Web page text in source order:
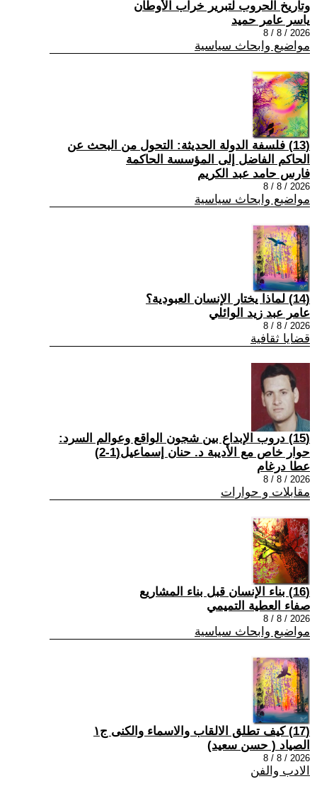
وتاريخ الحروب لتبرير خراب الأوطان
ياسر عامر حميد
2026 / 8 / 8
مواضيع وابحاث سياسية
(13) فلسفة الدولة الحديثة: التحول من البحث عن
الحاكم الفاضل إلى المؤسسة الحاكمة
فارس حامد عبد الكريم
2026 / 8 / 8
مواضيع وابحاث سياسية
(14) لماذا يختار الإنسان العبودية؟
عامر عبد زيد الوائلي
2026 / 8 / 8
قضايا ثقافية
(15) دروب الإبداع بين شجون الواقع وعوالم السرد:
حوار خاص مع الأديبة د. حنان إسماعيل(1-2)
عطا درغام
2026 / 8 / 8
مقابلات و حوارات
(16) بناء الإنسان قبل بناء المشاريع
صفاء العطية التميمي
2026 / 8 / 8
مواضيع وابحاث سياسية
(17) كيف تطلق الالقاب والاسماء والكنى ج١
الصياد ‏( حسن سعيد‏)
2026 / 8 / 8
الادب والفن